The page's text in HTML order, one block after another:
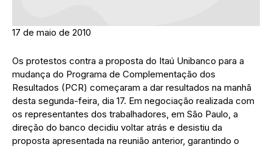
17 de maio de 2010
Os protestos contra a proposta do Itaú Unibanco para a
mudança do Programa de Complementação dos
Resultados (PCR) começaram a dar resultados na manhã
desta segunda-feira, dia 17. Em negociação realizada com
os representantes dos trabalhadores, em São Paulo, a
direção do banco decidiu voltar atrás e desistiu da
proposta apresentada na reunião anterior, garantindo o